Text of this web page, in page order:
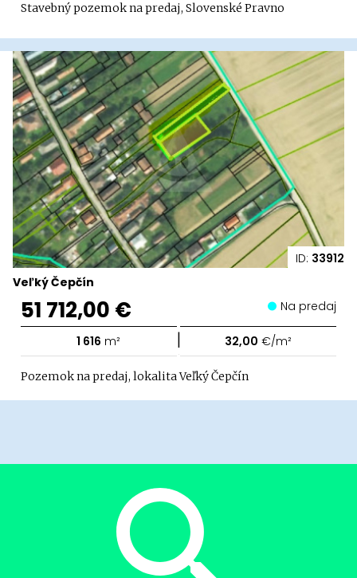
Stavebný pozemok na predaj, Slovenské Pravno
ID: 33912
Veľký Čepčín
51 712,00 € Na predaj
1 616 m² | 32,00 €/m²
Pozemok na predaj, lokalita Veľký Čepčín